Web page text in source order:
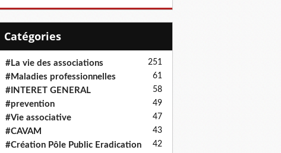
Catégories
#La vie des associations 251
#Maladies professionnelles 61
#INTERET GENERAL 58
#prevention 49
#Vie associative 47
#CAVAM 43
#Création Pôle Public Eradication 42